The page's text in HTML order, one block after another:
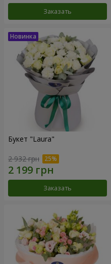
Заказать
Букет "Laura"
2 932 грн
Заказать